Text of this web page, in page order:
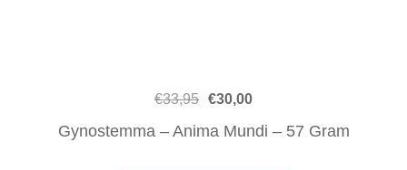
€33,95 €30,00
Gynostemma – Anima Mundi – 57 Gram